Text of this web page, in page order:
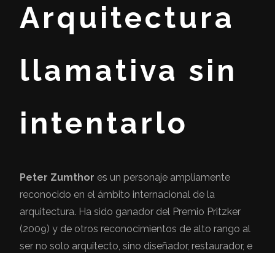
Arquitectura
llamativa sin
intentarlo
Peter Zumthor es un personaje ampliamente
reconocido en el ámbito internacional de la
arquitectura. Ha sido ganador del Premio Pritzker
(2009) y de otros reconocimientos de alto rango al
ser no solo arquitecto, sino diseñador, restaurador, e